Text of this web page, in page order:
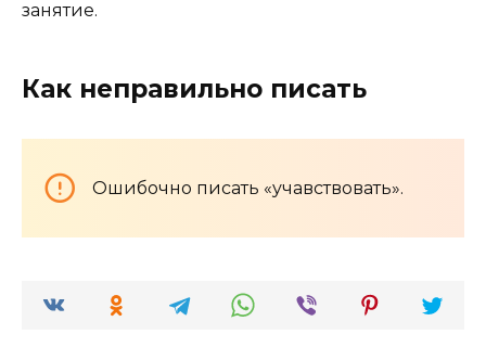
занятие.
Как неправильно писать
Ошибочно писать «учавствовать».